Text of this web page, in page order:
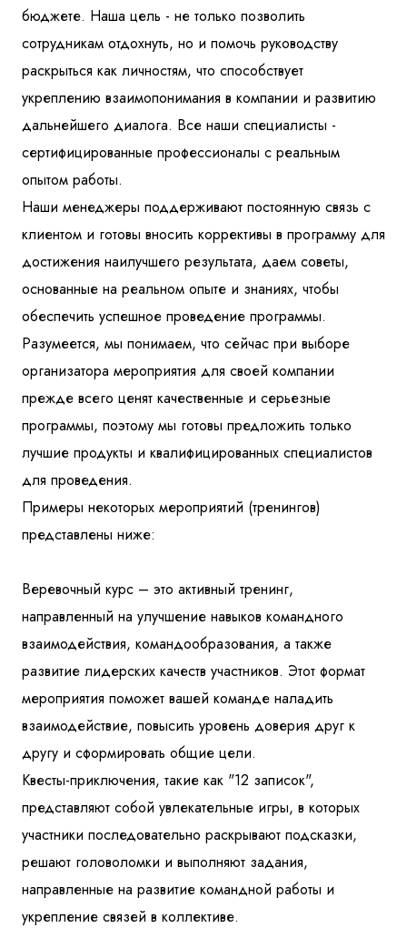
бюджете. Наша цель - не только позволить
сотрудникам отдохнуть, но и помочь руководству
раскрыться как личностям, что способствует
укреплению взаимопонимания в компании и развитию
дальнейшего диалога. Все наши специалисты -
сертифицированные профессионалы с реальным
опытом работы.
Наши менеджеры поддерживают постоянную связь с
клиентом и готовы вносить коррективы в программу для
достижения наилучшего результата, даем советы,
основанные на реальном опыте и знаниях, чтобы
обеспечить успешное проведение программы.
Разумеется, мы понимаем, что сейчас при выборе
организатора мероприятия для своей компании
прежде всего ценят качественные и серьезные
программы, поэтому мы готовы предложить только
лучшие продукты и квалифицированных специалистов
для проведения.
Примеры некоторых мероприятий (тренингов)
представлены ниже:
Веревочный курс – это активный тренинг,
направленный на улучшение навыков командного
взаимодействия, командообразования, а также
развитие лидерских качеств участников. Этот формат
мероприятия поможет вашей команде наладить
взаимодействие, повысить уровень доверия друг к
другу и сформировать общие цели.
Квесты-приключения, такие как "12 записок",
представляют собой увлекательные игры, в которых
участники последовательно раскрывают подсказки,
решают головоломки и выполняют задания,
направленные на развитие командной работы и
укрепление связей в коллективе.